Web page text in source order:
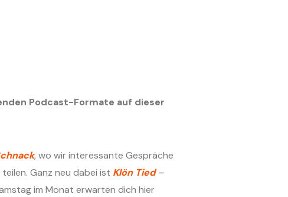
Podcast-Formate auf dieser
, wo wir interessante Gespräche
Ganz neu dabei ist Klön Tied–
im Monat erwarten dich hier